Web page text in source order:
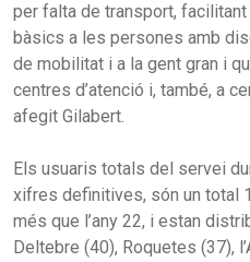
per falta de transport,
bàsics a les persones amb
de mobilitat i a la gent gran i
centres d’atenció i, també, a
afegit Gilabert.
Els usuaris totals del servei
xifres definitives, són un total
més que l’any 22, i estan
Deltebre (40), Roquetes (37),